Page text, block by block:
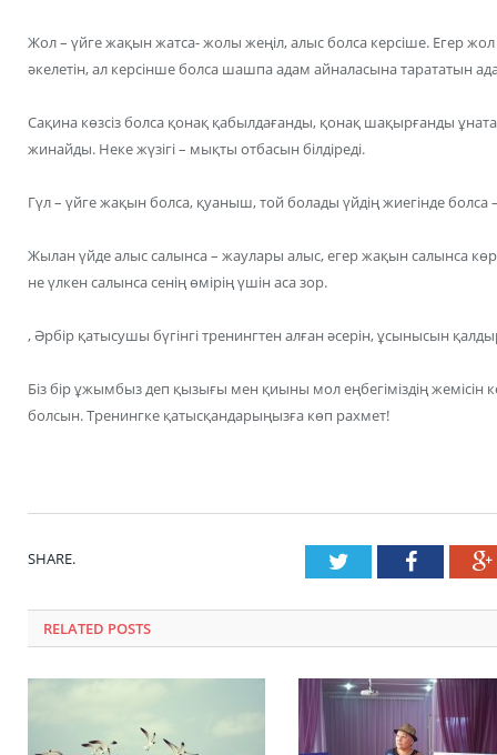
Жол – үйге жақын жатса- жолы жеңіл, алыс болса керсіше. Егер жол
әкелетін, ал керсінше болса шашпа адам айналасына тарататын
Сақина көзсіз болса қонақ қабылдағанды, қонақ шақырғанды
жинайды. Неке жүзігі – мықты отбасын білдіреді.
Гүл – үйге жақын болса, қуаныш, той болады үйдің жиегінде болса
Жылан үйде алыс салынса – жаулары алыс, егер жақын салынса
не үлкен салынса сенің өмірің үшін аса зор.
, Әрбір қатысушы бүгінгі тренингтен алған әсерін, ұсынысын
Біз бір ұжымбыз деп қызығы мен қиыны мол еңбегіміздің жемісін
болсын. Тренингке қатысқандарыңызға көп рахмет!
SHARE. Twitter
RELATED POSTS